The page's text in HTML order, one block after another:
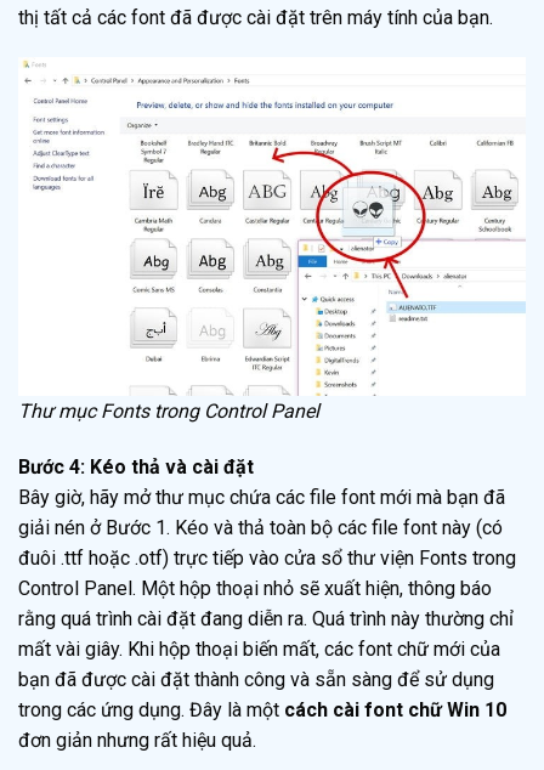
thị tất cả các font đã được cài đặt trên máy tính của bạn.
Thư mục Fonts trong Control Panel
Bước 4: Kéo thả và cài đặt
Bây giờ, hãy mở thư mục chứa các file font mới mà bạn đã
giải nén ở Bước 1. Kéo và thả toàn bộ các file font này (có
đuôi .ttf hoặc .otf) trực tiếp vào cửa sổ thư viện Fonts trong
Control Panel. Một hộp thoại nhỏ sẽ xuất hiện, thông báo
rằng quá trình cài đặt đang diễn ra. Quá trình này thường chỉ
mất vài giây. Khi hộp thoại biến mất, các font chữ mới của
bạn đã được cài đặt thành công và sẵn sàng để sử dụng
trong các ứng dụng. Đây là một cách cài font chữ Win 10
đơn giản nhưng rất hiệu quả.